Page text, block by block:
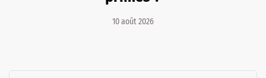
10 août 2026